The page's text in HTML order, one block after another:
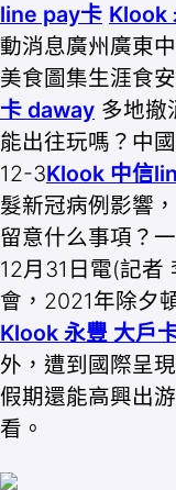
line pay卡 Klook
動消息廣州廣東
美食圖集生涯食
卡 daway 多地撤
能出往玩嗎？中
12-3Klook 中信
髮新冠病例影響
留意什么事項？
12月31日電(記者
會，2021年除夕
Klook 永豐 大戶
外，遭到國際呈
假期還能高興出
看。